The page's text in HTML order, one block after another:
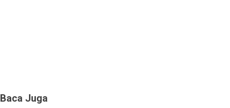
Baca Juga